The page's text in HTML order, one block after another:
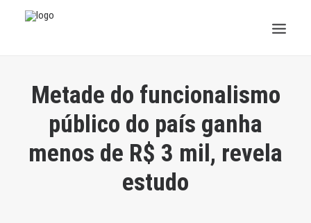
INSS
Metade do funcionalismo
público do país ganha
menos de R$ 3 mil, revela
estudo